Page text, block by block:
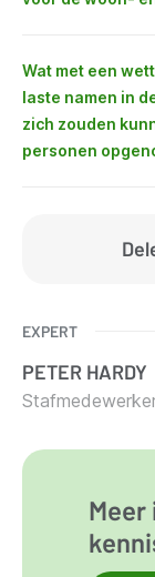
Wat met een
laste namen in
zich zouden
personen
EXPERT
PETER HARDY
Meer